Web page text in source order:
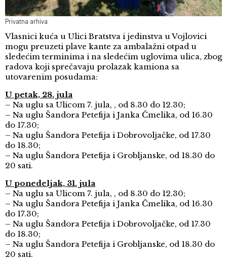
Privatna arhiva
Vlasnici kuća u Ulici Bratstva i jedinstva u Vojlovici
mogu preuzeti plave kante za ambalažni otpad u
sledećim terminima i na sledećim uglovima ulica, zbog
radova koji sprečavaju prolazak kamiona sa
utovarenim posudama:
U petak, 28. jula
– Na uglu sa Ulicom 7. jula, , od 8.30 do 12.30;
– Na uglu Šandora Petefija i Janka Čmelika, od 16.30
do 17.30;
– Na uglu Šandora Petefija i Dobrovoljačke, od 17.30
do 18.30;
– Na uglu Šandora Petefija i Grobljanske, od 18.30 do
20 sati.
U ponedeljak, 31. jula
– Na uglu sa Ulicom 7. jula, , od 8.30 do 12.30;
– Na uglu Šandora Petefija i Janka Čmelika, od 16.30
do 17.30;
– Na uglu Šandora Petefija i Dobrovoljačke, od 17.30
do 18.30;
– Na uglu Šandora Petefija i Grobljanske, od 18.30 do
20 sati.